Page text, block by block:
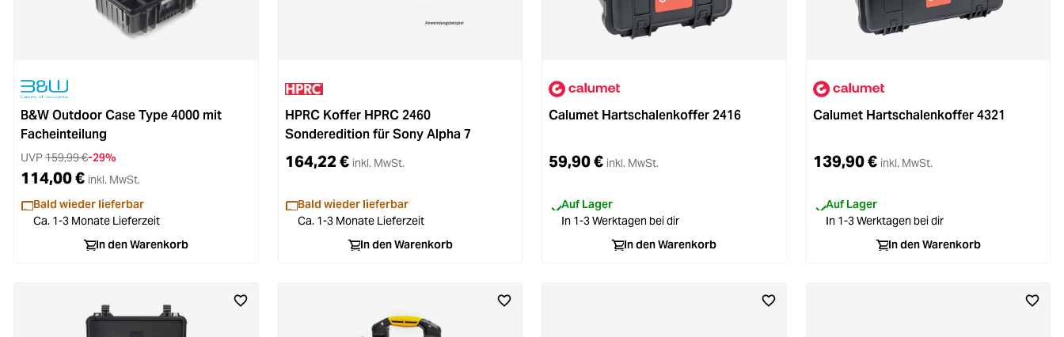
B&W Outdoor Case Type 4000 mit
Facheinteilung
UVP159,99 €-29%
114,00 € inkl. MwSt.
Bald wieder lieferbar
Ca. 1-3 Monate Lieferzeit
In den Warenkorb
HPRC Koffer HPRC 2460
Sonderedition für Sony Alpha 7
164,22 € inkl. MwSt.
Bald wieder lieferbar
Ca. 1-3 Monate Lieferzeit
In den Warenkorb
Calumet Hartschalenkoffer 2416
59,90 € inkl. MwSt.
Auf Lager
In 1-3 Werktagen bei dir
In den Warenkorb
Calumet Hartschalenkoffer 4321
139,90 € inkl. MwSt.
Auf Lager
In 1-3 Werktagen bei dir
In den Warenkorb